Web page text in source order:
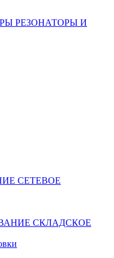
РЕЗОНАТОРЫ И
СЕТЕВОЕ
СКЛАДСКОЕ